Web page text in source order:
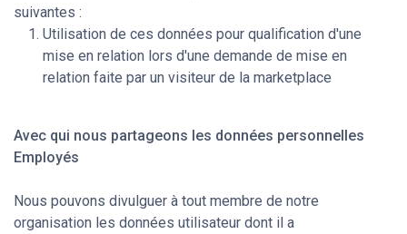
suivantes :
Utilisation de ces données pour qualification d'une
mise en relation lors d'une demande de mise en
relation faite par un visiteur de la marketplace
Avec qui nous partageons les données personnelles
Employés
Nous pouvons divulguer à tout membre de notre
organisation les données utilisateur dont il a